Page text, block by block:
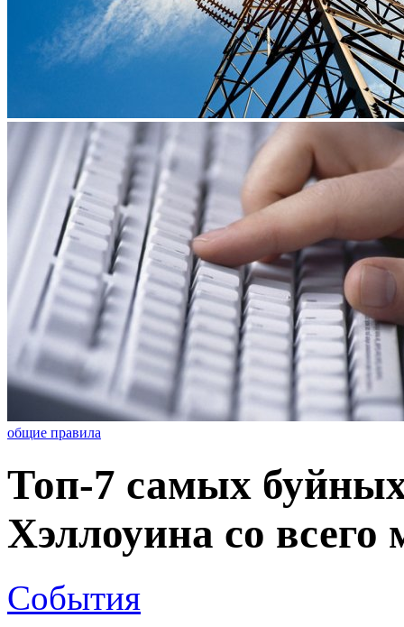
общие правила
Топ-7 самых
Хэллоуина со всего
События